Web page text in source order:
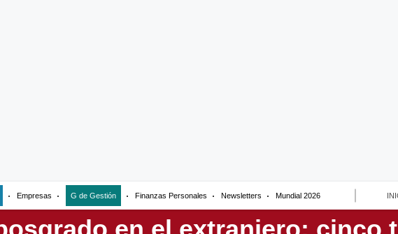
Empresas G de Gestión Finanzas Personales Newsletters Mundial 2026